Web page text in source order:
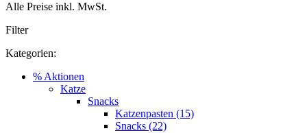
Alle Preise inkl. MwSt.
Filter
Kategorien:
% Aktionen
Katze
Snacks
Katzenpasten (15)
Snacks (22)